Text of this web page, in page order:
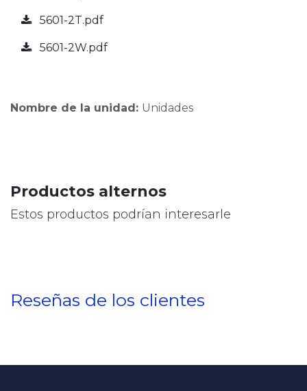
5601-2T.pdf
5601-2W.pdf
Nombre de la unidad: Unidades
Productos alternos
Estos productos podrían interesarle
Reseñas de los clientes